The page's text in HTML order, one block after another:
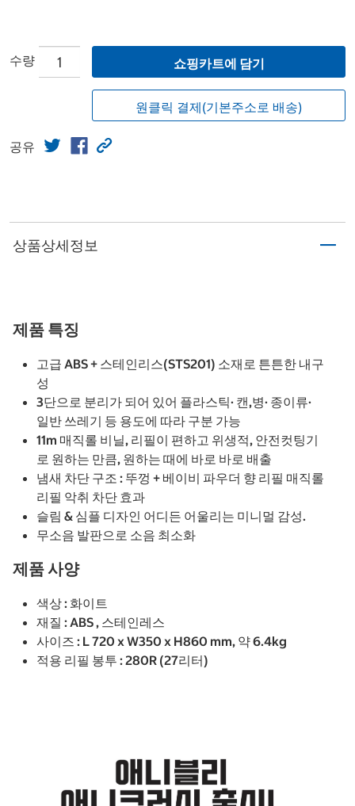
수량 쇼핑카트에 담기
원클릭 결제(기본주소로 배송)
공유
상품상세정보
제품 특징
고급 ABS + 스테인리스(STS201) 소재로 튼튼한 내구
성
3단으로 분리가 되어 있어 플라스틱· 캔,병· 종이류·
일반 쓰레기 등 용도에 따라 구분 가능
11m 매직롤 비닐, 리필이 편하고 위생적, 안전컷팅기
로 원하는 만큼, 원하는 때에 바로 바로 배출
냄새 차단 구조 : 뚜껑 + 베이비 파우더 향 리필 매직롤
리필 악취 차단 효과
슬림 & 심플 디자인 어디든 어울리는 미니멀 감성.
무소음 발판으로 소음 최소화
제품 사양
색상 : 화이트
재질 : ABS , 스테인레스
사이즈 : L 720 x W350 x H860 mm, 약 6.4kg
적용 리필 봉투 : 280R (27리터)